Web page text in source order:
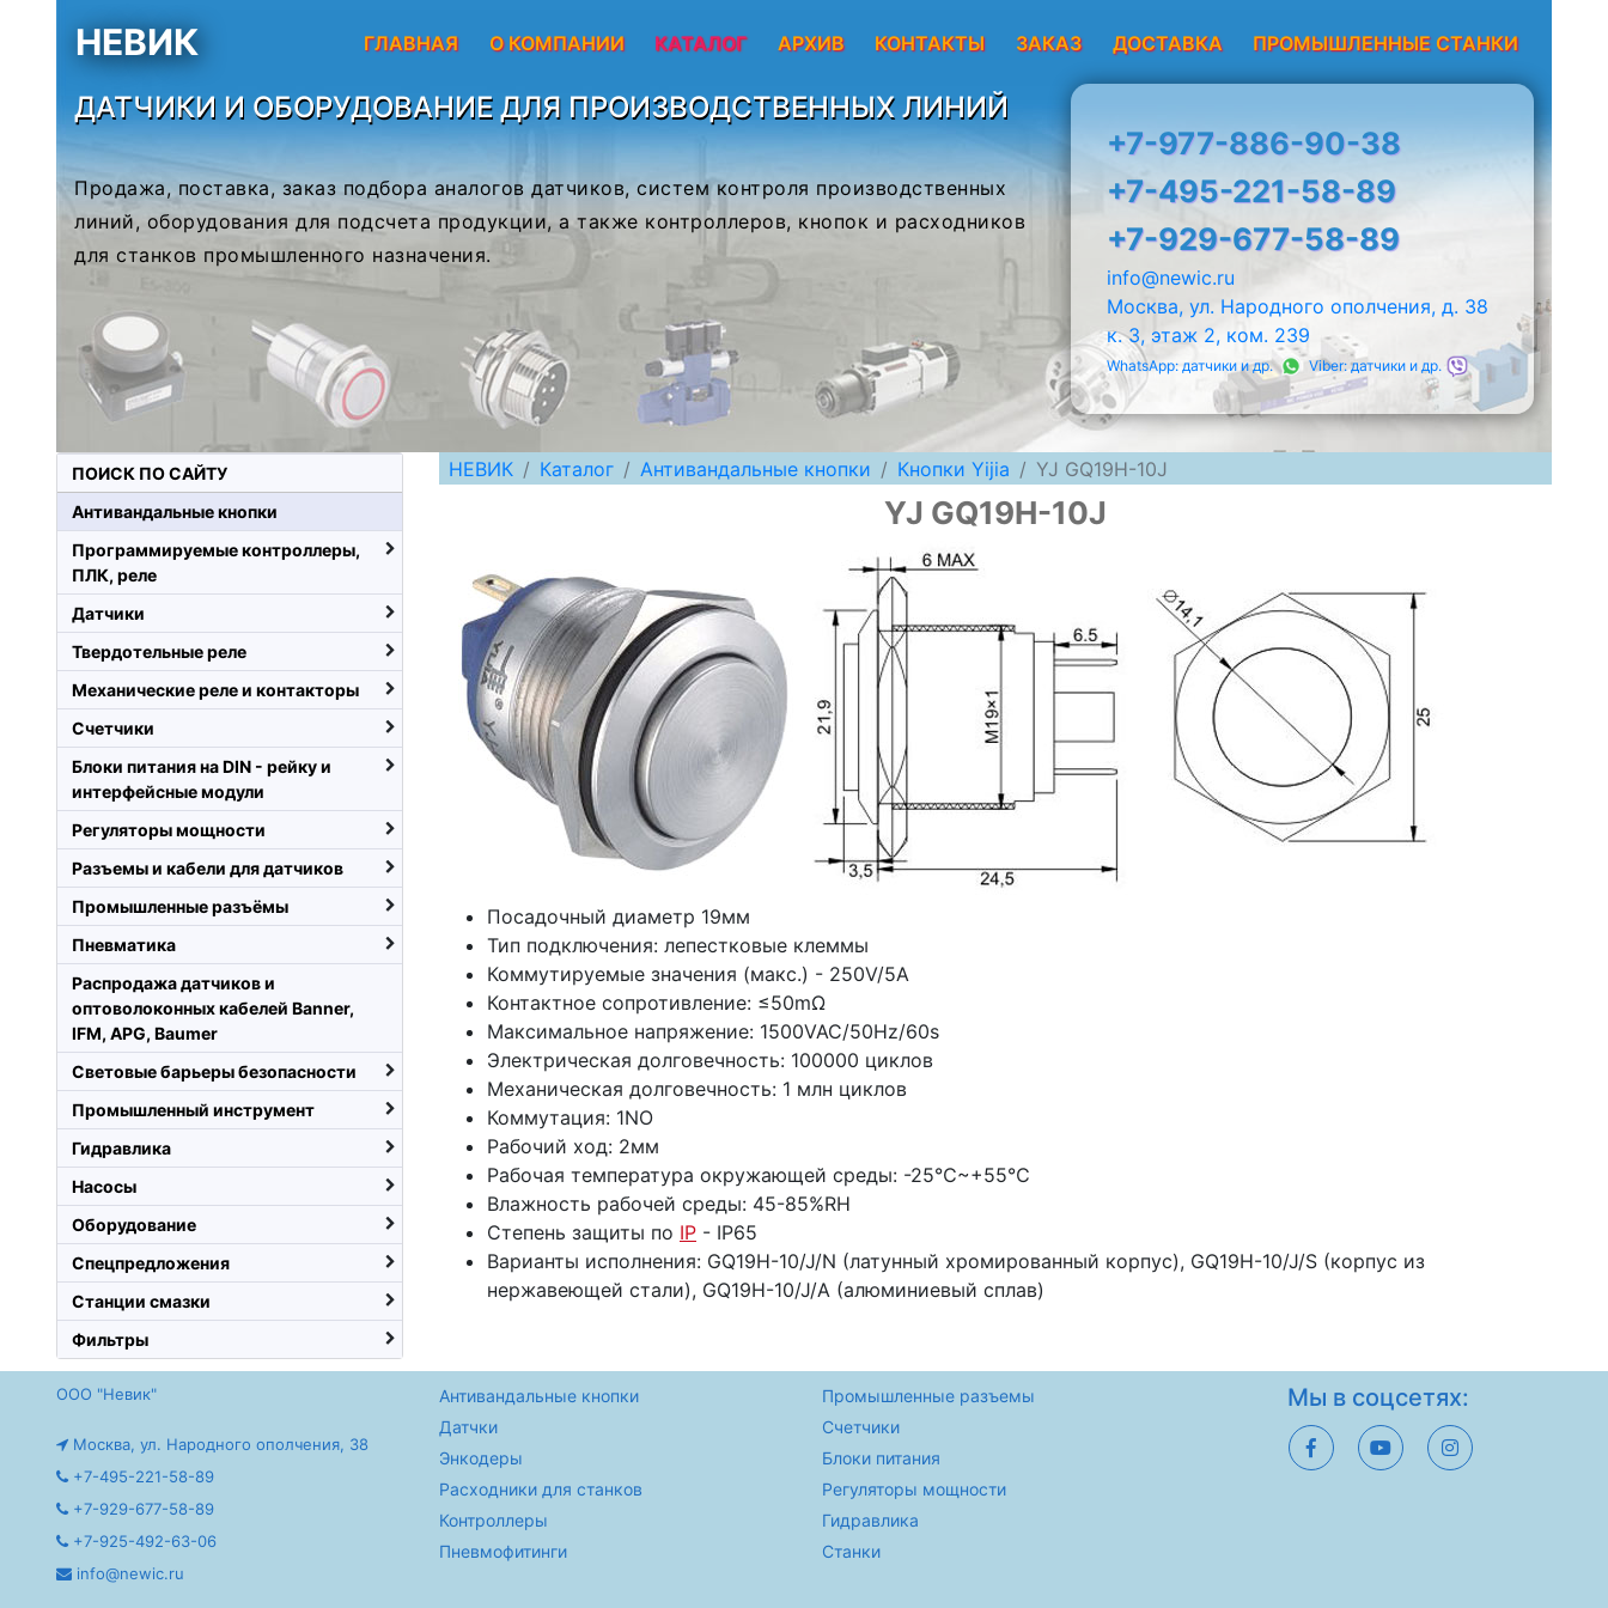
НЕВИК ГЛАВНАЯ О КОМПАНИИ КАТАЛОГ АРХИВ КОНТАКТЫ ЗАКАЗ ДОСТАВКА ПРОМЫШЛЕННЫЕ СТАНКИ
ДАТЧИКИ И ОБОРУДОВАНИЕ ДЛЯ ПРОИЗВОДСТВЕННЫХ ЛИНИЙ
Продажа, поставка, заказ подбора аналогов датчиков, систем контроля производственных
линий, оборудования для подсчета продукции, а также контроллеров, кнопок и расходников
для станков промышленного назначения.
+7-977-886-90-38
+7-495-221-58-89
+7-929-677-58-89
info@newic.ru
Москва, ул. Народного ополчения, д. 38
к. 3, этаж 2, ком. 239
WhatsApp: датчики и др. Viber: датчики и др.
НЕВИК Каталог Антивандальные кнопки Кнопки Yijia YJ GQ19H-10J
YJ GQ19H-10J
Посадочный диаметр 19мм
Тип подключения: лепестковые клеммы
Коммутируемые значения (макс.) - 250V/5A
Контактное сопротивление: ≤50mΩ
Максимальное напряжение: 1500VAC/50Hz/60s
Электрическая долговечность: 100000 циклов
Механическая долговечность: 1 млн циклов
Коммутация: 1NO
Рабочий ход: 2мм
Рабочая температура окружающей среды: -25℃~+55℃
Влажность рабочей среды: 45-85%RH
Степень защиты по IP - IP65
Варианты исполнения: GQ19H-10/J/N (латунный хромированный корпус), GQ19H-10/J/S (корпус из
нержавеющей стали), GQ19H-10/J/A (алюминиевый сплав)
ПОИСК ПО САЙТУ
Антивандальные кнопки
Программируемые контроллеры,
ПЛК, реле
Датчики
Твердотельные реле
Механические реле и контакторы
Счетчики
Блоки питания на DIN - рейку и
интерфейсные модули
Регуляторы мощности
Разъемы и кабели для датчиков
Промышленные разъёмы
Пневматика
Распродажа датчиков и
оптоволоконных кабелей Banner,
IFM, APG, Baumer
Световые барьеры безопасности
Промышленный инструмент
Гидравлика
Насосы
Оборудование
Спецпредложения
Станции смазки
Фильтры
ООО "Невик"
Москва, ул. Народного ополчения, 38
+7-495-221-58-89
+7-929-677-58-89
+7-925-492-63-06
info@newic.ru
Антивандальные кнопки
Датчки
Энкодеры
Расходники для станков
Контроллеры
Пневмофитинги
Промышленные разъемы
Счетчики
Блоки питания
Регуляторы мощности
Гидравлика
Станки
Мы в соцсетях: